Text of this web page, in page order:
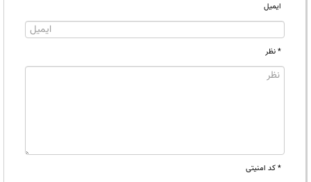
ایمیل
* نظر
* کد امنیتی